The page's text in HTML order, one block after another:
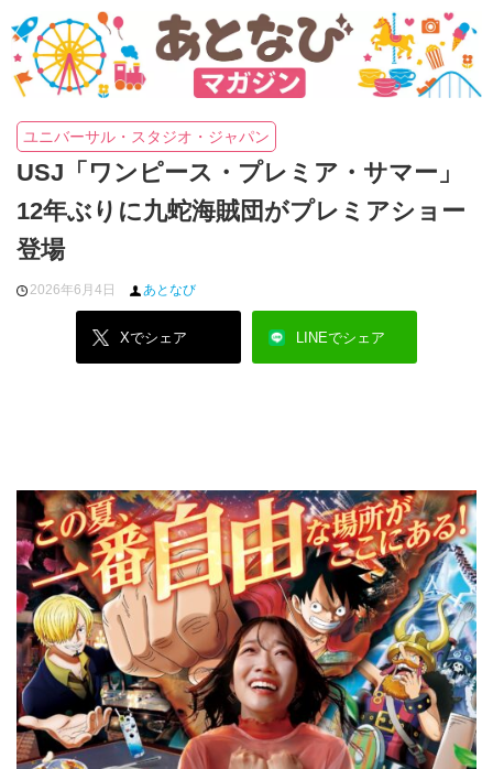
ユニバーサル・スタジオ・ジャパン
USJ「ワンピース・プレミア・サマー」
12年ぶりに九蛇海賊団がプレミアショー
登場
2026年6月4日 あとなび
Xでシェア LINEでシェア